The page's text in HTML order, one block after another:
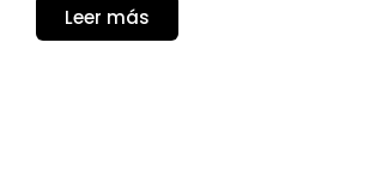
Leer más